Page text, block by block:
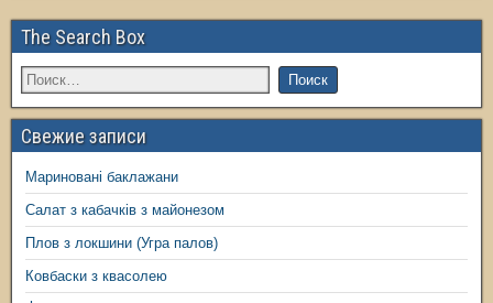
The Search Box
Свежие записи
Мариновані баклажани
Салат з кабачків з майонезом
Плов з локшини (Угра палов)
Ковбаски з квасолею